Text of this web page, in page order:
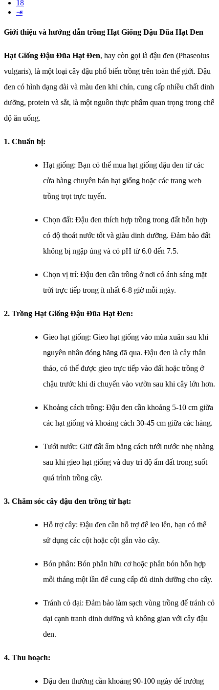
18
⇥
Giới thiệu và hướng dẫn trồng Hạt Giống Đậu Đũa Hạt Đen
Hạt Giống Đậu Đũa Hạt Đen, hay còn gọi là đậu đen (Phaseolus
vulgaris), là một loại cây đậu phổ biến trồng trên toàn thế giới. Đậu
đen có hình dạng dài và màu đen khi chín, cung cấp nhiều chất dinh
dưỡng, protein và sắt, là một nguồn thực phẩm quan trọng trong chế
độ ăn uống.
1. Chuẩn bị:
Hạt giống: Bạn có thể mua hạt giống đậu đen từ các
cửa hàng chuyên bán hạt giống hoặc các trang web
trồng trọt trực tuyến.
Chọn đất: Đậu đen thích hợp trồng trong đất hỗn hợp
có độ thoát nước tốt và giàu dinh dưỡng. Đảm bảo đất
không bị ngập úng và có pH từ 6.0 đến 7.5.
Chọn vị trí: Đậu đen cần trồng ở nơi có ánh sáng mặt
trời trực tiếp trong ít nhất 6-8 giờ mỗi ngày.
2. Trồng Hạt Giống Đậu Đũa Hạt Đen​:
Gieo hạt giống: Gieo hạt giống vào mùa xuân sau khi
nguyên nhân đóng băng đã qua. Đậu đen là cây thân
thảo, có thể được gieo trực tiếp vào đất hoặc trồng ở
chậu trước khi di chuyển vào vườn sau khi cây lớn hơn.
Khoảng cách trồng: Đậu đen cần khoảng 5-10 cm giữa
các hạt giống và khoảng cách 30-45 cm giữa các hàng.
Tưới nước: Giữ đất ẩm bằng cách tưới nước nhẹ nhàng
sau khi gieo hạt giống và duy trì độ ẩm đất trong suốt
quá trình trồng cây.
3. Chăm sóc cây đậu đen trồng từ hạt:
Hỗ trợ cây: Đậu đen cần hỗ trợ để leo lên, bạn có thể
sử dụng các cột hoặc cột gắn vào cây.
Bón phân: Bón phân hữu cơ hoặc phân bón hỗn hợp
mỗi tháng một lần để cung cấp đủ dinh dưỡng cho cây.
Tránh cỏ dại: Đảm bảo làm sạch vùng trồng để tránh cỏ
dại cạnh tranh dinh dưỡng và không gian với cây đậu
đen.
4. Thu hoạch:
Đậu đen thường cần khoảng 90-100 ngày để trưởng